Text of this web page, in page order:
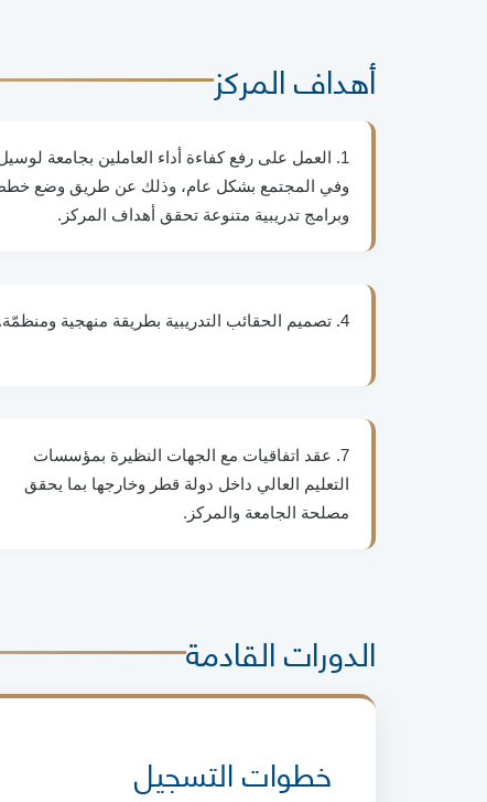
أهداف المركز
1. العمل على رفع كفاءة أداء العاملين بجامعة
وفي المجتمع بشكل عام، وذلك عن طريق وضع
وبرامج تدريبية متنوعة تحقق أهداف المركز.
4. تصميم الحقائب التدريبية بطريقة منهجية ومنظمّة.
7. عقد اتفاقيات مع الجهات النظيرة بمؤسسات
التعليم العالي داخل دولة قطر وخارجها بما يحقق
مصلحة الجامعة والمركز.
الدورات القادمة
خطوات التسجيل